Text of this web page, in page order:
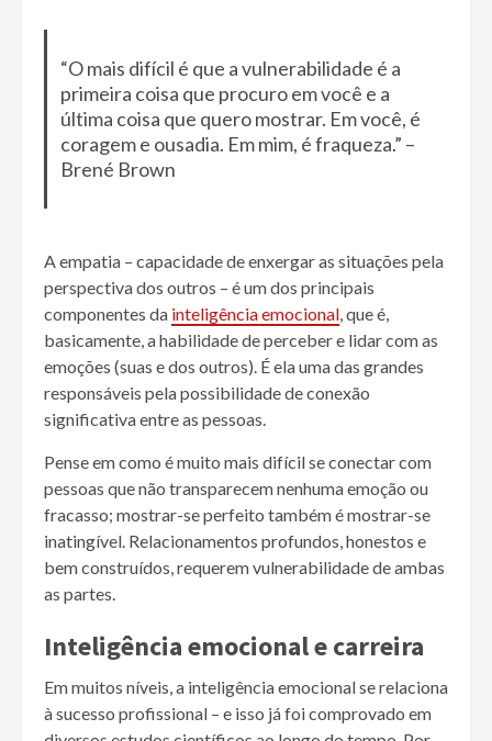
“O mais difícil é que a vulnerabilidade é a
primeira coisa que procuro em você e a
última coisa que quero mostrar. Em você, é
coragem e ousadia. Em mim, é fraqueza.” –
Brené Brown
A empatia – capacidade de enxergar as situações pela
perspectiva dos outros – é um dos principais
componentes da inteligência emocional, que é,
basicamente, a habilidade de perceber e lidar com as
emoções (suas e dos outros). É ela uma das grandes
responsáveis pela possibilidade de conexão
significativa entre as pessoas.
Pense em como é muito mais difícil se conectar com
pessoas que não transparecem nenhuma emoção ou
fracasso; mostrar-se perfeito também é mostrar-se
inatingível. Relacionamentos profundos, honestos e
bem construídos, requerem vulnerabilidade de ambas
as partes.
Inteligência emocional e carreira
Em muitos níveis, a inteligência emocional se relaciona
à sucesso profissional – e isso já foi comprovado em